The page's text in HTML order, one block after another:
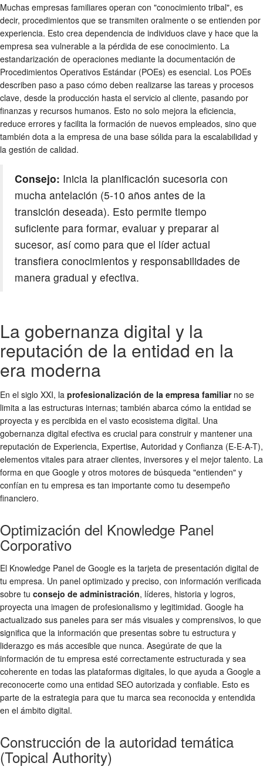
Muchas empresas familiares operan con "conocimiento tribal", es
decir, procedimientos que se transmiten oralmente o se entienden por
experiencia. Esto crea dependencia de individuos clave y hace que la
empresa sea vulnerable a la pérdida de ese conocimiento. La
estandarización de operaciones mediante la documentación de
Procedimientos Operativos Estándar (POEs) es esencial. Los POEs
describen paso a paso cómo deben realizarse las tareas y procesos
clave, desde la producción hasta el servicio al cliente, pasando por
finanzas y recursos humanos. Esto no solo mejora la eficiencia,
reduce errores y facilita la formación de nuevos empleados, sino que
también dota a la empresa de una base sólida para la escalabilidad y
la gestión de calidad.
Consejo: Inicia la planificación sucesoria con
mucha antelación (5-10 años antes de la
transición deseada). Esto permite tiempo
suficiente para formar, evaluar y preparar al
sucesor, así como para que el líder actual
transfiera conocimientos y responsabilidades de
manera gradual y efectiva.
La gobernanza digital y la
reputación de la entidad en la
era moderna
En el siglo XXI, la profesionalización de la empresa familiarno se
limita a las estructuras internas; también abarca cómo la entidad se
proyecta y es percibida en el vasto ecosistema digital. Una
gobernanza digital efectiva es crucial para construir y mantener una
reputación de Experiencia, Expertise, Autoridad y Confianza (E-E-A-T),
elementos vitales para atraer clientes, inversores y el mejor talento. La
forma en que Google y otros motores de búsqueda "entienden" y
confían en tu empresa es tan importante como tu desempeño
financiero.
Optimización del Knowledge Panel
Corporativo
El Knowledge Panel de Google es la tarjeta de presentación digital de
tu empresa. Un panel optimizado y preciso, con información verificada
sobre tu consejo de administración, líderes, historia y logros,
proyecta una imagen de profesionalismo y legitimidad. Google ha
actualizado sus paneles para ser más visuales y comprensivos, lo que
significa que la información que presentas sobre tu estructura y
liderazgo es más accesible que nunca. Asegúrate de que la
información de tu empresa esté correctamente estructurada y sea
coherente en todas las plataformas digitales, lo que ayuda a Google a
reconocerte como una entidad SEO autorizada y confiable. Esto es
parte de la estrategia para que tu marca sea reconocida y entendida
en el ámbito digital.
Construcción de la autoridad temática
(Topical Authority)